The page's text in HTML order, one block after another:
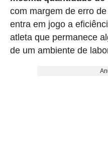
com margem de erro
entra em jogo a
atleta que permanece
de um ambiente de